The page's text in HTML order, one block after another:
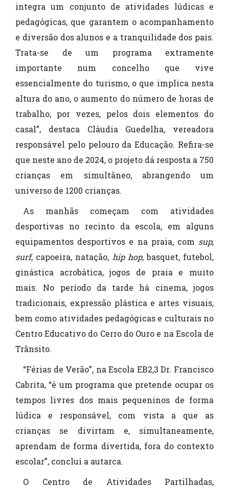
integra um conjunto de atividades lúdicas e
pedagógicas, que garantem o acompanhamento
e diversão dos alunos e a tranquilidade dos pais.
Trata-se de um programa extramente
importante num concelho que vive
essencialmente do turismo, o que implica nesta
altura do ano, o aumento do número de horas de
trabalho, por vezes, pelos dois elementos do
casal”, destaca Cláudia Guedelha, vereadora
responsável pelo pelouro da Educação. Refira-se
que neste ano de 2024, o projeto dá resposta a 750
crianças em simultâneo, abrangendo um
universo de 1200 crianças.
As manhãs começam com atividades
desportivas no recinto da escola, em alguns
equipamentos desportivos e na praia, com sup,
surf, capoeira, natação, hip hop, basquet, futebol,
ginástica acrobática, jogos de praia e muito
mais. No período da tarde há cinema, jogos
tradicionais, expressão plástica e artes visuais,
bem como atividades pedagógicas e culturais no
Centro Educativo do Cerro do Ouro e na Escola de
Trânsito.
“Férias de Verão”, na Escola EB2,3 Dr. Francisco
Cabrita, “é um programa que pretende ocupar os
tempos livres dos mais pequeninos de forma
lúdica e responsável, com vista a que as
crianças se divirtam e, simultaneamente,
aprendam de forma divertida, fora do contexto
escolar”, conclui a autarca.
O
Centro de Atividades Partilhadas,